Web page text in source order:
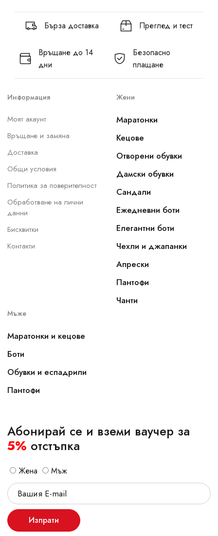
Бърза доставка Преглед и тест
Връщане до 14
дни
Безопасно
плащане
Информация
Моят акаунт
Връщане и замяна
Доставка
Общи условия
Политика за поверителност
Обработване на лични
данни
Бисквитки
Контакти
Жени
Маратонки
Кецове
Отворени обувки
Дамски обувки
Сандали
Ежедневни боти
Елегантни боти
Чехли и джапанки
Апрески
Пантофи
Чанти
Мъже
Маратонки и кецове
Боти
Обувки и еспадрили
Пантофи
Абонирай се и вземи ваучер за
5% отстъпка
Жена Мъж
Изпрати